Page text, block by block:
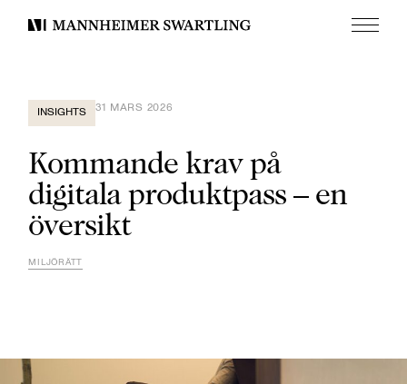
Mannheimer
Meny
INSIGHTS 31 MARS 2026
Kommande krav på
digitala produktpass – en
översikt
MILJÖRÄTT